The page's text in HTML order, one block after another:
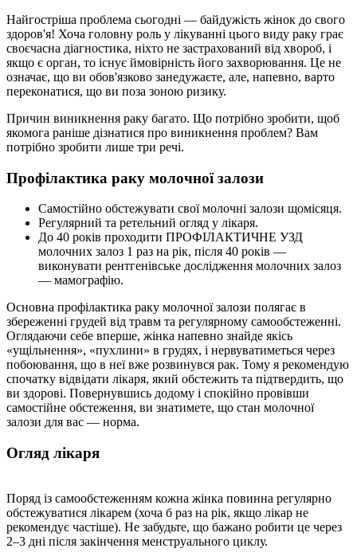
Найгостріша проблема сьогодні — байдужість жінок до свого
здоров'я! Хоча головну роль у лікуванні цього виду раку грає
своєчасна діагностика, ніхто не застрахований від хвороб, і
якщо є орган, то існує ймовірність його захворювання. Це не
означає, що ви обов'язково занедужаєте, але, напевно, варто
переконатися, що ви поза зоною ризику.
Причин виникнення раку багато. Що потрібно зробити, щоб
якомога раніше дізнатися про виникнення проблем? Вам
потрібно зробити лише три речі.
Профілактика раку молочної залози
Самостійно обстежувати свої молочні залози щомісяця.
Регулярний та ретельний огляд у лікаря.
До 40 років проходити ПРОФІЛАКТИЧНЕ УЗД
молочних залоз 1 раз на рік, після 40 років —
виконувати рентгенівське дослідження молочних залоз
— мамографію.
Основна профілактика раку молочної залози полягає в
збереженні грудей від травм та регулярному самообстеженні.
Оглядаючи себе вперше, жінка напевно знайде якісь
«ущільнення», «пухлини» в грудях, і нервуватиметься через
побоювання, що в неї вже розвинувся рак. Тому я рекомендую
спочатку відвідати лікаря, який обстежить та підтвердить, що
ви здорові. Повернувшись додому і спокійно провівши
самостійне обстеження, ви знатимете, що стан молочної
залози для вас — норма.
Огляд лікаря
Поряд із самообстеженням кожна жінка повинна регулярно
обстежуватися лікарем (хоча б раз на рік, якщо лікар не
рекомендує частіше). Не забудьте, що бажано робити це через
2–3 дні після закінчення менструального циклу.